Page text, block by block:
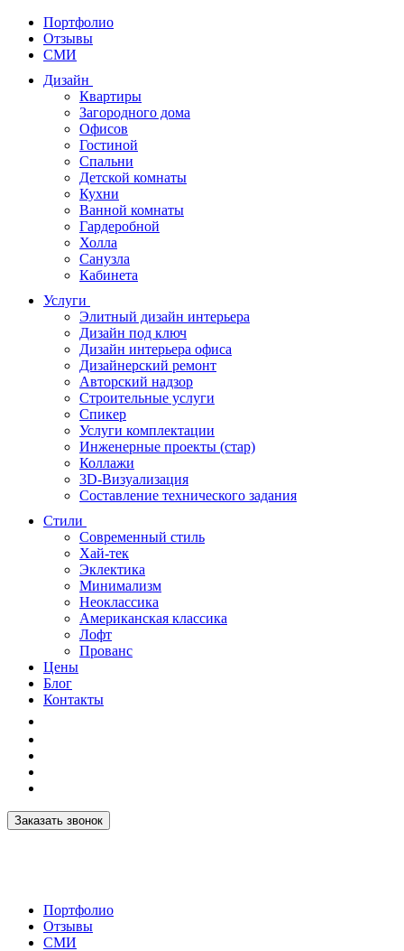
Портфолио
Отзывы
СМИ
Дизайн
Квартиры
Загородного дома
Офисов
Гостиной
Спальни
Детской комнаты
Кухни
Ванной комнаты
Гардеробной
Холла
Санузла
Кабинета
Услуги
Элитный дизайн интерьера
Дизайн под ключ
Дизайн интерьера офиса
Дизайнерский ремонт
Авторский надзор
Строительные услуги
Спикер
Услуги комплектации
Инженерные проекты (стар)
Коллажи
3D-Визуализация
Составление технического задания
Стили
Современный стиль
Хай-тек
Эклектика
Минимализм
Неоклассика
Американская классика
Лофт
Прованс
Цены
Блог
Контакты
Заказать звонок
Портфолио
Отзывы
СМИ